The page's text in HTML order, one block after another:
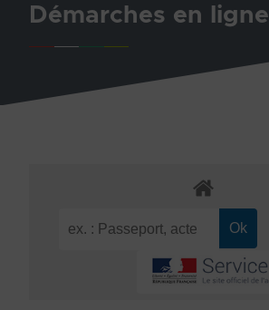
Démarches en ligne